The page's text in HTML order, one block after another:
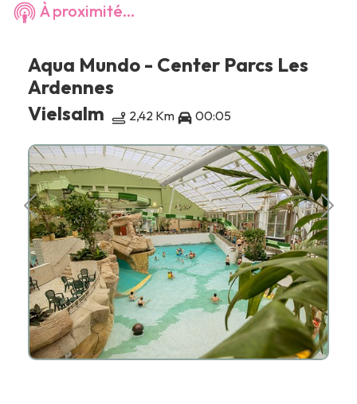
À proximité...
Aqua Mundo - Center Parcs Les
Ardennes
Vielsalm
2,42 Km 00:05